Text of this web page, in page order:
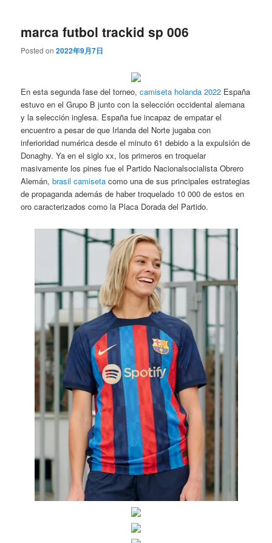
marca futbol trackid sp 006
Posted on2022年9月7日
En esta segunda fase del torneo,camiseta holanda 2022 España
estuvo en el Grupo B junto con la selección occidental alemana
y la selección inglesa. España fue incapaz de empatar el
encuentro a pesar de que Irlanda del Norte jugaba con
inferioridad numérica desde el minuto 61 debido a la expulsión de
Donaghy. Ya en el siglo xx, los primeros en troquelar
masivamente los pines fue el Partido Nacionalsocialista Obrero
Alemán,brasil camiseta como una de sus principales estrategias
de propaganda además de haber troquelado 10 000 de estos en
oro caracterizados como la Placa Dorada del Partido.